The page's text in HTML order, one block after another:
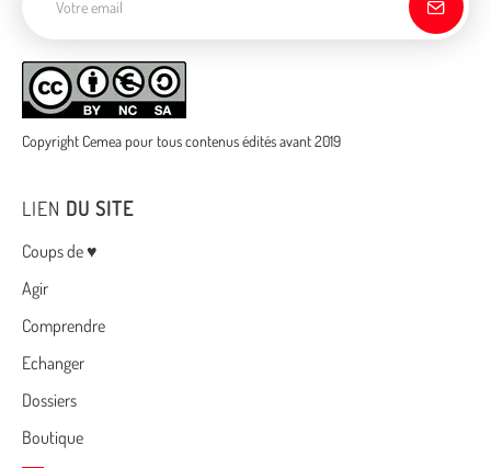
Copyright Cemea pour tous contenus édités avant 2019
LIEN DU SITE
Menu
Coups de ♥
Agir
Comprendre
Echanger
Dossiers
Boutique